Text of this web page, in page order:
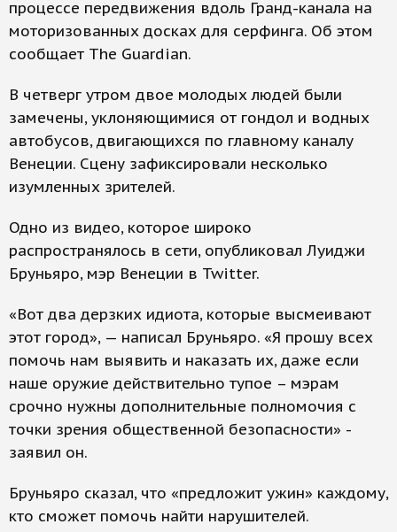
процессе передвижения вдоль Гранд-канала на
моторизованных досках для серфинга. Об этом
сообщает The Guardian.
В четверг утром двое молодых людей были
замечены, уклоняющимися от гондол и водных
автобусов, двигающихся по главному каналу
Венеции. Сцену зафиксировали несколько
изумленных зрителей.
Одно из видео, которое широко
распространялось в сети, опубликовал Луиджи
Бруньяро, мэр Венеции в Twitter.
«Вот два дерзких идиота, которые высмеивают
этот город», — написал Бруньяро. «Я прошу всех
помочь нам выявить и наказать их, даже если
наше оружие действительно тупое – мэрам
срочно нужны дополнительные полномочия с
точки зрения общественной безопасности» -
заявил он.
Бруньяро сказал, что «предложит ужин» каждому,
кто сможет помочь найти нарушителей.